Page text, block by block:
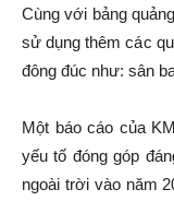
Cùng với bảng
sử dụng thêm các
đông đúc như: sân
Một báo cáo của
yếu tố đóng góp
ngoài trời vào năm